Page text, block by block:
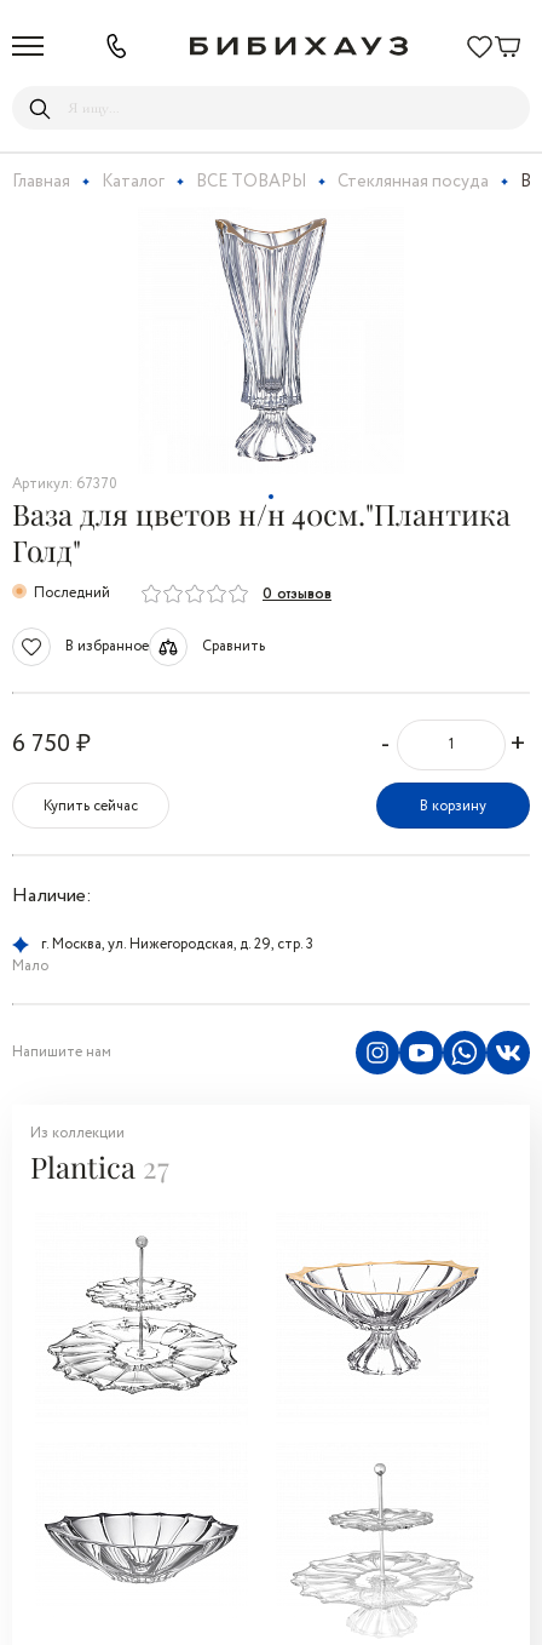
Главная Каталог ВСЕ ТОВАРЫ Стеклянная посуда
Артикул: 67370
Ваза для цветов н/н 40см."Плантика
Голд"
Последний 0 отзывов
В избранное Сравнить
6 750 ₽ - +
Купить сейчас В корзину
Наличие:
г. Москва, ул. Нижегородская, д. 29, стр. 3
Мало
Напишите нам
Из коллекции
Plantica 27